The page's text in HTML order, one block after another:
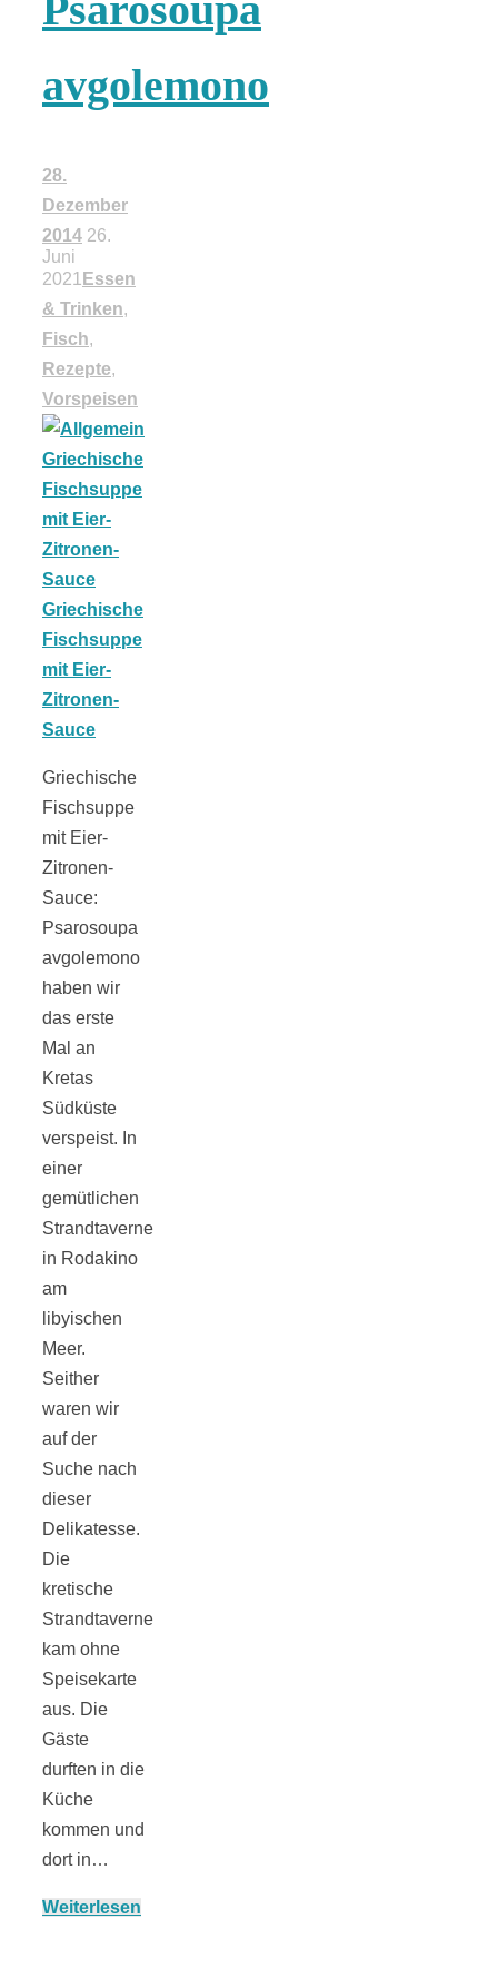
avgolemono
28.
Dezember
2014 26.
Juni
2021 Essen
& Trinken,
Fisch,
Rezepte,
Vorspeisen
Griechische
Fischsuppe
mit Eier-
Zitronen-
Sauce:
Psarosoupa
avgolemono
haben wir
das erste
Mal an
Kretas
Südküste
verspeist. In
einer
gemütlichen
Strandtaverne
in Rodakino
am
libyischen
Meer.
Seither
waren wir
auf der
Suche nach
dieser
Delikatesse.
Die
kretische
Strandtaverne
kam ohne
Speisekarte
aus. Die
Gäste
durften in die
Küche
kommen und
dort in…
Weiterlesen
18 Lieblings-
Ausflugsziele